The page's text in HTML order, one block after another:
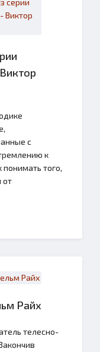
с
к
того,
от
Райх
телесно-